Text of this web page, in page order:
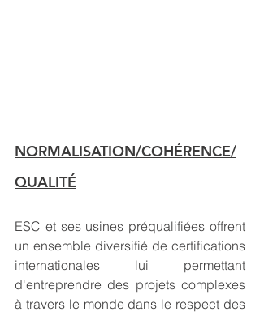
NORMALISATION/COHÉRENCE/
QUALITÉ
ESC et ses usines préqualifiées offrent
un ensemble diversifié de certifications
internationales lui permettant
d'entreprendre des projets complexes
à travers le monde dans le respect des